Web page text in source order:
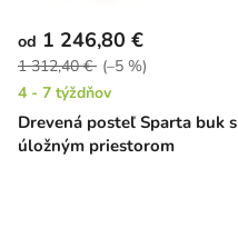
Drevená posteľ Sparta buk s
úložným priestorom
od 1 246,80 €
1 312,40 € (–5 %)
4 - 7 týždňov